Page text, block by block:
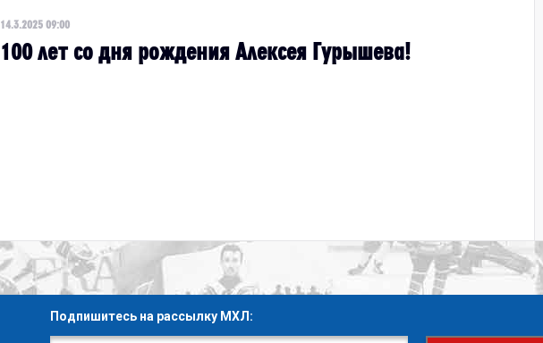
14.3.2025 09:00
100 лет со дня рождения Алексея Гурышева!
Подпишитесь на рассылку МХЛ: